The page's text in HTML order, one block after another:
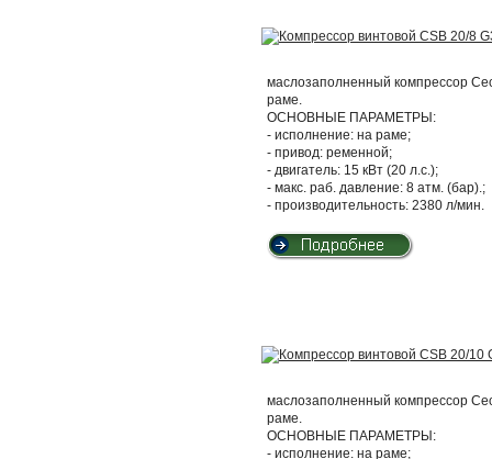
маслозаполненный компрессор
раме.
ОСНОВНЫЕ ПАРАМЕТРЫ:
- исполнение: на раме;
- привод: ременной;
- двигатель: 15 кВт (20 л.с.);
- макс. раб. давление: 8 атм. (бар).;
- производительность: 2380 л/мин.
маслозаполненный компрессор
раме.
ОСНОВНЫЕ ПАРАМЕТРЫ:
- исполнение: на раме;